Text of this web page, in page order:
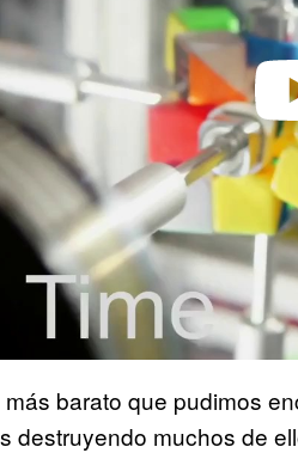
barato que pudimos
destruyendo muchos de